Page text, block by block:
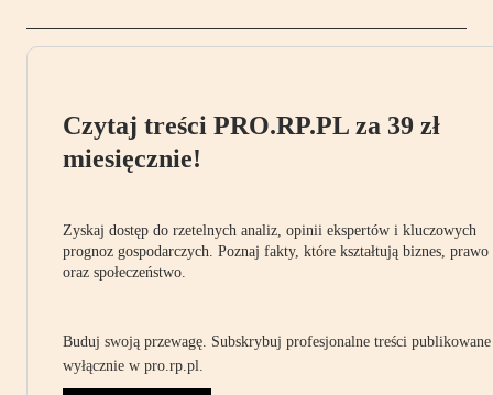
Czytaj treści PRO.RP.PL za 39 zł
miesięcznie!
Zyskaj dostęp do rzetelnych analiz, opinii ekspertów i kluczowych
prognoz gospodarczych. Poznaj fakty, które kształtują biznes, prawo
oraz społeczeństwo.
Buduj swoją przewagę. Subskrybuj profesjonalne treści publikowane
wyłącznie w pro.rp.pl.